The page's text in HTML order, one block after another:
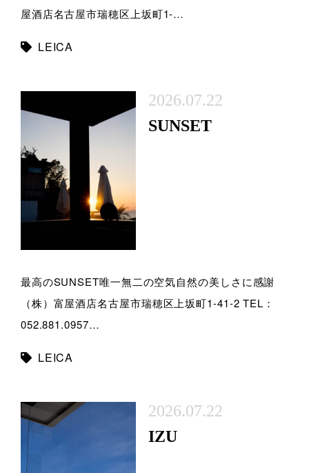
屋酒店名古屋市瑞穂区上坂町1-…
LEICA
2026.07.22
SUNSET
最高のSUNSET唯一無二の空気自然の美しさに感謝
（株）富屋酒店名古屋市瑞穂区上坂町1-41-2 TEL：
052.881.0957…
LEICA
2026.07.22
IZU